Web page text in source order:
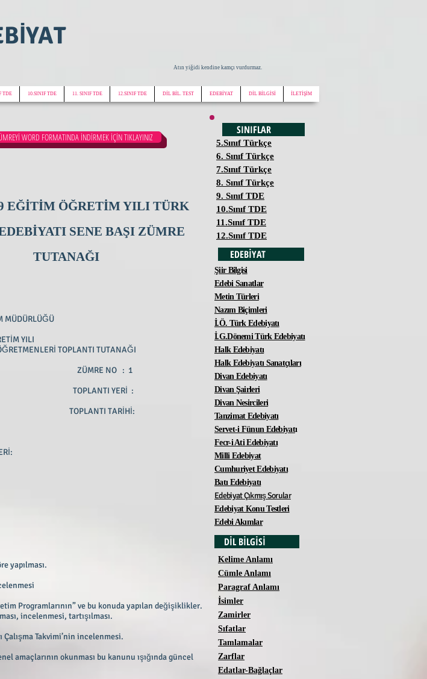
Atın yiğidi kendine kamçı vurdurmaz.
TDE 10.SINIF TDE 11. SINIF TDE 12.SINIF TDE DİL BİL. TEST EDEBİYAT DİL BİLGİSİ İLETİŞİM
WORD FORMATINDA İNDİRMEK İÇİN TIKLAYINIZ
EĞİTİM ÖĞRETİM YILI TÜRK
SENE BAŞI ZÜMRE
TUTANAĞI
YILI
TOPLANTI TUTANAĞI
ve Anlatım ZÜMRE NO : 1
YERİ :
TARİHİ:
yapılması.
Programlarının” ve bu konuda yapılan değişiklikler.
incelenmesi, tartışılması.
Takvimi’nin incelenmesi.
amaçlarının okunması bu kanunu ışığında güncel
SINIFLAR
5.Sınıf Türkçe
6. Sınıf Türkçe
7.Sınıf Türkçe
8. Sınıf Türkçe
9. Sınıf TDE
10.Sınıf TDE
11.Sınıf TDE
12.Sınıf TDE
EDEBİYAT
Şiir Bilgisi
Edebi Sanatlar
Metin Türleri
Nazım Biçimleri
İ.Ö. Türk Edebiyatı
İ.G.Dönemi Türk Edebiyatı
Halk Edebiyatı
Halk Edebiyatı Sanatçıları
Divan Edebiyatı
Divan Şairleri
Divan Nesircileri
Tanzimat Edebiyatı
Servet-i Fünun Edebiyatı
Fecr-i Ati Edebiyatı
Milli Edebiyat
Cumhuriyet Edebiyatı
Batı Edebiyatı
Edebiyat Çıkmış Sorular
Edebiyat Konu Testleri
Edebi Akımlar
DİL BİLGİSİ
Kelime Anlamı
Cümle Anlamı
Paragraf Anlamı
İsimler
Zamirler
Sıfatlar
Tamlamalar
Zarflar
Edatlar-Bağlaçlar